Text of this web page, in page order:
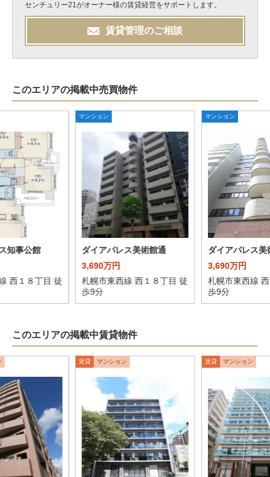
センチュリー21がオーナー様の賃貸経営をサポートします。
賃貸管理のご相談
このエリアの掲載中売買物件
知事公館
西１８丁目 徒
マンション
ダイアパレス美術館通
3,690万円
札幌市東西線 西１８丁目 徒
歩9分
マンション
ダイアパレス美
3,690万円
札幌市東西線
歩9分
このエリアの掲載中賃貸物件
賃貸 マンション 賃貸 マンション